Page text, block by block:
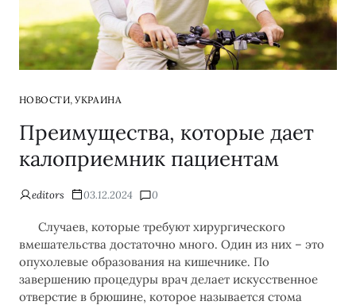
НОВОСТИ,УКРАИНА
Преимущества, которые дает
калоприемник пациентам
editors 03.12.2024 0
Случаев, которые требуют хирургического
вмешательства достаточно много. Один из них – это
опухолевые образования на кишечнике. По
завершению процедуры врач делает искусственное
отверстие в брюшине, которое называется стома